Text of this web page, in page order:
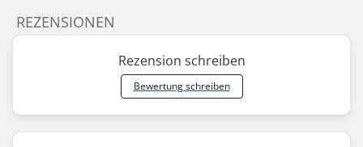
REZENSIONEN
Rezension schreiben
Bewertung schreiben